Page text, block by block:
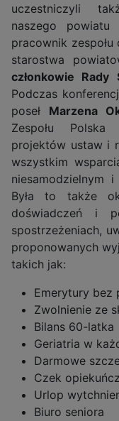
uczestniczyli
naszego
pracownik
starostwa
członkowie Rady
Podczas
poseł Marzena
Zespołu Polska
projektów ustaw i
wszystkim
niesamodzielnym
Była to także
doświadczeń i
spostrzeżeniach,
proponowanych
takich jak:
Emerytury bez
Zwolnienie ze
Bilans 60-latka
Geriatria w
Darmowe
Czek
Urlop
Biuro seniora